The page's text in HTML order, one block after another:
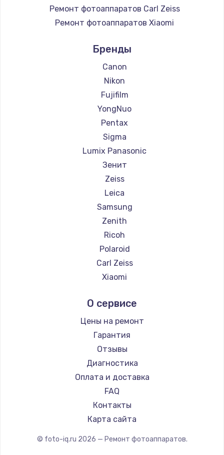
Ремонт фотоаппаратов Carl Zeiss
Ремонт фотоаппаратов Xiaomi
Ремонт фотоаппаратов Kodak
Ремонт фотоаппаратов Blackmagic
Бренды
Canon
Nikon
Fujifilm
YongNuo
Pentax
Sigma
Lumix Panasonic
Зенит
Zeiss
Leica
Samsung
Zenith
Ricoh
Polaroid
Carl Zeiss
Xiaomi
Kodak
Blackmagic
О сервисе
Цены на ремонт
Гарантия
Отзывы
Диагностика
Оплата и доставка
FAQ
Контакты
Карта сайта
© foto-iq.ru 2026 — Ремонт фотоаппаратов.